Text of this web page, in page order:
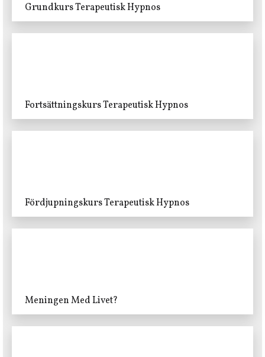
Grundkurs Terapeutisk Hypnos
Fortsättningskurs Terapeutisk Hypnos
Fördjupningskurs Terapeutisk Hypnos
Meningen Med Livet?